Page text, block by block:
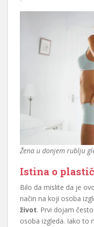
Žena u donjem rublju
Istina o
Bilo da mislite da je
način na koji osoba
život. Prvi dojam
osoba izgleda. Iako to